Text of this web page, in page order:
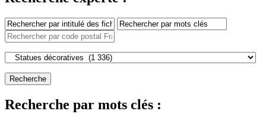
Recherche par mots clés :